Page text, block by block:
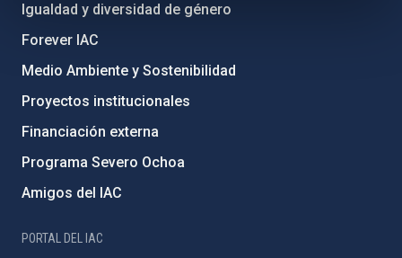
Igualdad y diversidad de género
Forever IAC
Medio Ambiente y Sostenibilidad
Proyectos institucionales
Financiación externa
Programa Severo Ochoa
Amigos del IAC
PORTAL DEL IAC